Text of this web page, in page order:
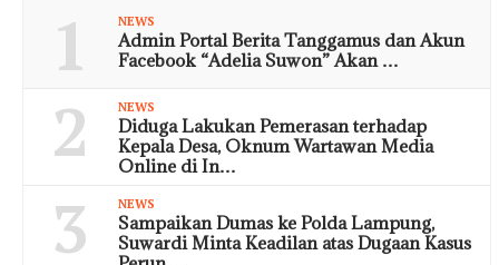
1 NEWS
Admin Portal Berita Tanggamus dan Akun
Facebook “Adelia Suwon” Akan …
2 NEWS
Diduga Lakukan Pemerasan terhadap
Kepala Desa, Oknum Wartawan Media
Online di In…
3 NEWS
Sampaikan Dumas ke Polda Lampung,
Suwardi Minta Keadilan atas Dugaan Kasus